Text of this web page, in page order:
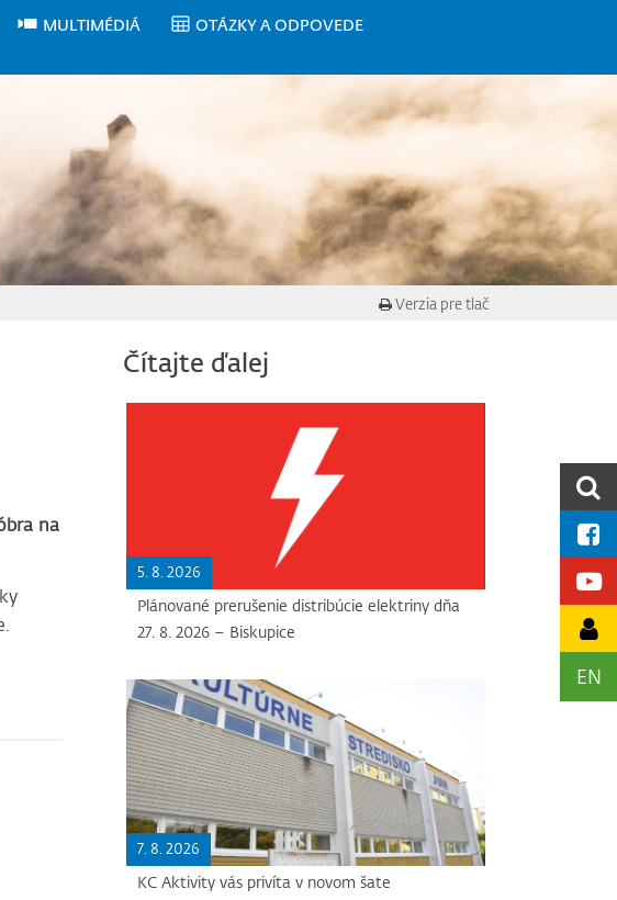
MULTIMÉDIÁ
OTÁZKY A ODPOVEDE
EN
Verzia pre tlač
na
Čítajte ďalej
5. 8. 2026
Plánované prerušenie distribúcie elektriny dňa
27. 8. 2026 – Biskupice
7. 8. 2026
KC Aktivity vás privíta v novom šate